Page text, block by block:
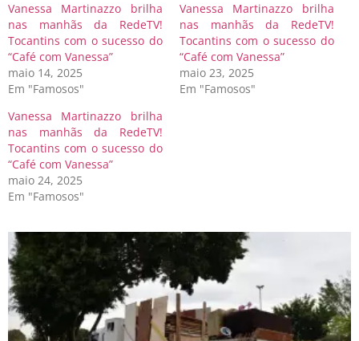
Vanessa Martinazzo brilha
nas manhãs da RedeTV!
Tocantins com o sucesso do
“Café com Vanessa”
maio 14, 2025
Em "Famosos"
Vanessa Martinazzo brilha
nas manhãs da RedeTV!
Tocantins com o sucesso do
“Café com Vanessa”
maio 23, 2025
Em "Famosos"
Vanessa Martinazzo brilha
nas manhãs da RedeTV!
Tocantins com o sucesso do
“Café com Vanessa”
maio 24, 2025
Em "Famosos"